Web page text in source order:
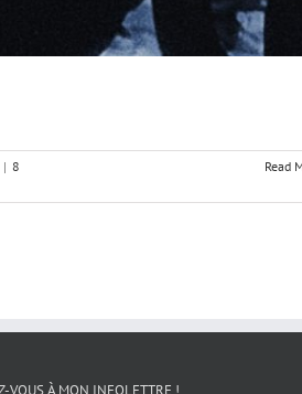
| 8
Read
VOUS À MON INFOLETTRE !